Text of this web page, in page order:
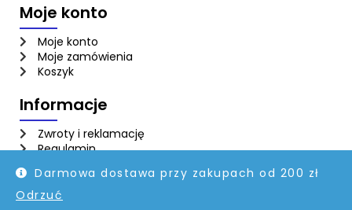
Darmowa dostawa przy zakupach od 200 zł
Odrzuć
Moje konto
Moje konto
Moje zamówienia
Koszyk
Informacje
Zwroty i reklamację
Regulamin